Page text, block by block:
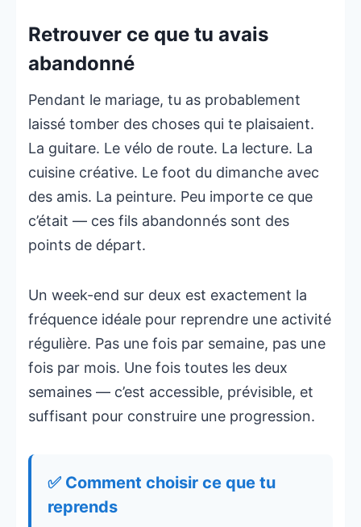
Retrouver ce que tu avais
abandonné
Pendant le mariage, tu as probablement
laissé tomber des choses qui te plaisaient.
La guitare. Le vélo de route. La lecture. La
cuisine créative. Le foot du dimanche avec
des amis. La peinture. Peu importe ce que
c’était — ces fils abandonnés sont des
points de départ.
Un week-end sur deux est exactement la
fréquence idéale pour reprendre une activité
régulière. Pas une fois par semaine, pas une
fois par mois. Une fois toutes les deux
semaines — c’est accessible, prévisible, et
suffisant pour construire une progression.
✅ Comment choisir ce que tu
reprends